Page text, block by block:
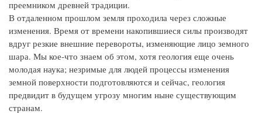
преемником древней традиции.
В отдаленном прошлом земля проходила через сложные
изменения. Время от времени накопившиеся силы производят
вдруг резкие внешние перевороты, изменяющие лицо земного
шара. Мы кое-что знаем об этом, хотя геология еще очень
молодая наука; незримые для людей процессы изменения
земной поверхности подготовляются и сейчас, геология
предвидит в будущем угрозу многим ныне существующим
странам.